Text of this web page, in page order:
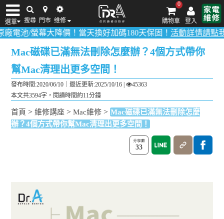
選單 搜尋 門市 维修 登入
0
購物車
iPhone維修/價格 筆電維修/價格 Android手機維修/價格 MacBook維修/價
大降價！當天換好加碼180天保固！活動詳情請點我！多數品
Mac磁碟已滿無法刪除怎麼辦？4個方式帶你
幫Mac清理出更多空間！
發布時間:2020/06/10｜最近更新:2025/10/16 |
45363
本文共3594字，閱讀時間約11分鐘
首頁 >維修講座 >Mac維修 > Mac磁碟已滿無法刪除怎麼
辦？4個方式帶你幫Mac清理出更多空間！
33